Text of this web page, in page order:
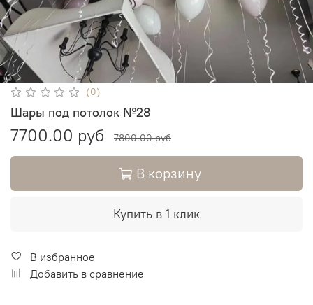
(0)
Шары под потолок №28
7700.00 руб 7800.00 руб
В корзину
Купить в 1 клик
В избранное
Добавить в сравнение